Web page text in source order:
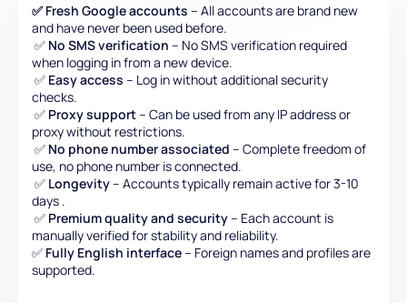
✅ Fresh Google accounts – All accounts are brand new
and have never been used before.
✅ No SMS verification – No SMS verification required
when logging in from a new device.
✅ Easy access – Log in without additional security
checks.
✅ Proxy support– Can be used from any IP address or
proxy without restrictions.
✅ No phone number associated – Complete freedom of
use, no phone number is connected.
✅ Longevity– Accounts typically remain active for 3-10
days .
✅ Premium quality and security– Each account is
manually verified for stability and reliability.
✅ Fully English interface– Foreign names and profiles are
supported.